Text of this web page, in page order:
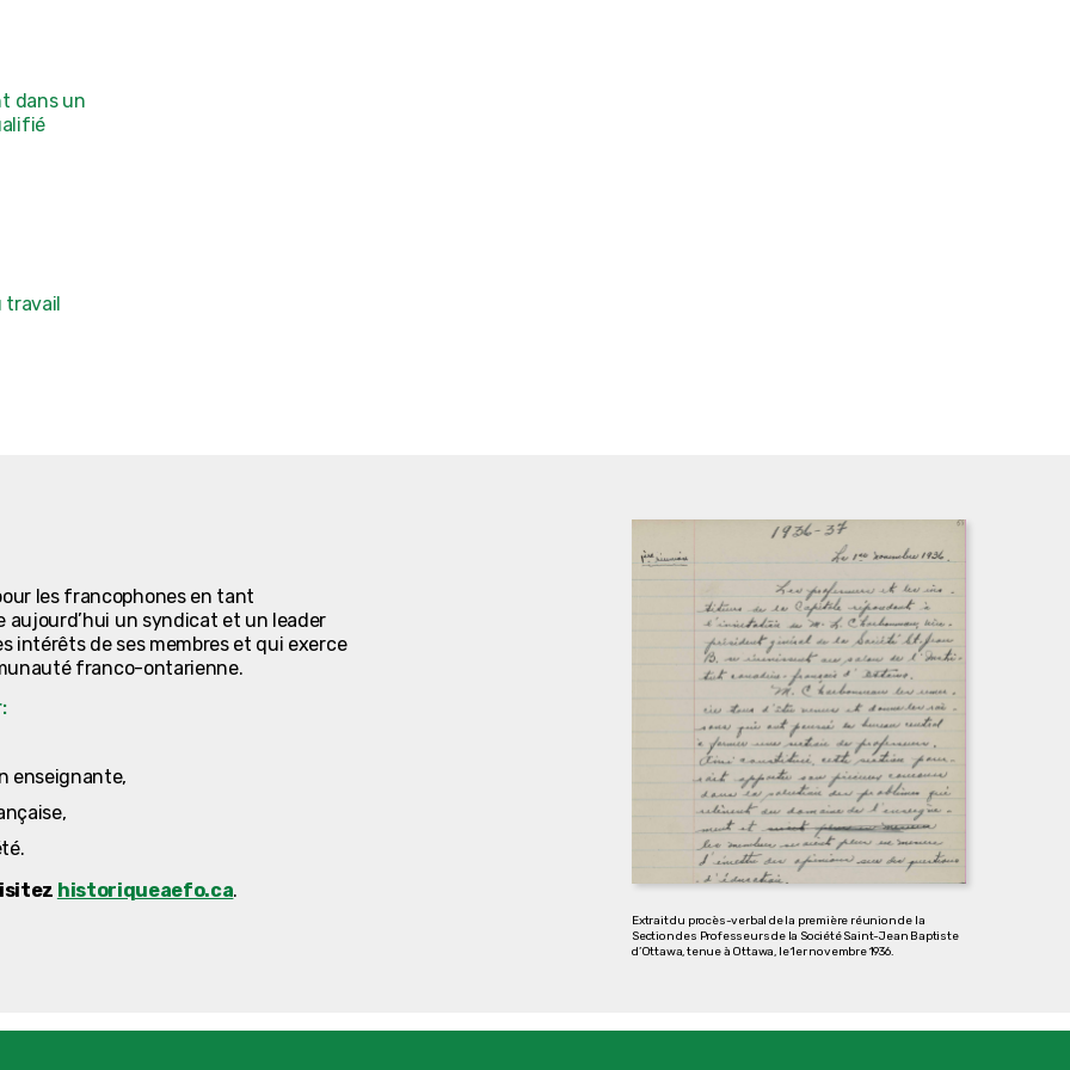
dans un
travail
les francophones en tant
aujourd’hui un syndicat et un leader
intérêts de ses membres et qui exerce
franco-ontarienne.
enseignante,
historiqueaefo.ca.
Extrait du procès-verbal de la première réunion de la
Section des Professeurs de la Société Saint-Jean Baptiste
d’Ottawa, tenue à Ottawa, le 1er novembre 1936.